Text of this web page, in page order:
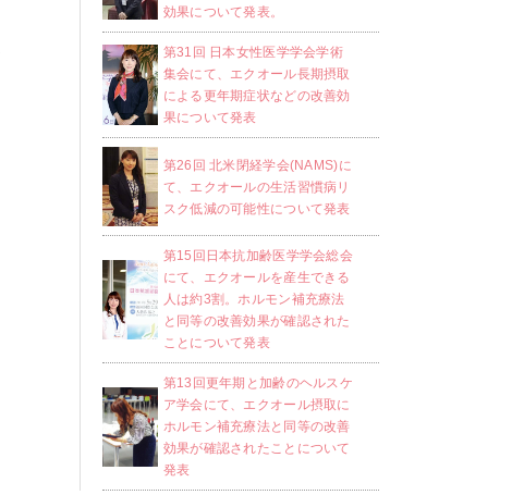
効果について発表。
第31回 日本女性医学学会学術
集会にて、エクオール長期摂取
による更年期症状などの改善効
果について発表
第26回 北米閉経学会(NAMS)に
て、エクオールの生活習慣病リ
スク低減の可能性について発表
第15回日本抗加齢医学学会総会
にて、エクオールを産生できる
人は約3割。ホルモン補充療法
と同等の改善効果が確認された
ことについて発表
第13回更年期と加齢のヘルスケ
ア学会にて、エクオール摂取に
ホルモン補充療法と同等の改善
効果が確認されたことについて
発表